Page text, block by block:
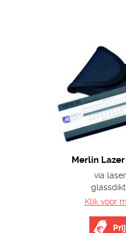
Merlin
via
Klik voor